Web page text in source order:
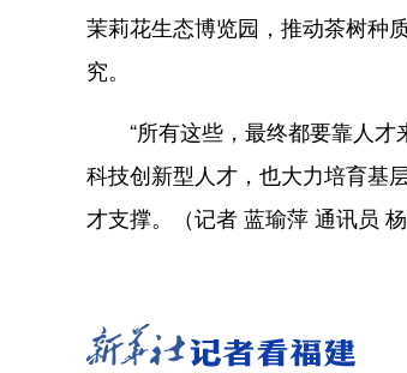
茉莉花生态博览园，推动茶树种
究。
“所有这些，最终都要靠人才
科技创新型人才，也大力培育基
才支撑。（记者 蓝瑜萍 通讯员 杨